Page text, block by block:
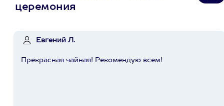
церемония
Евгений Л.
Прекрасная чайная! Рекомендую всем!